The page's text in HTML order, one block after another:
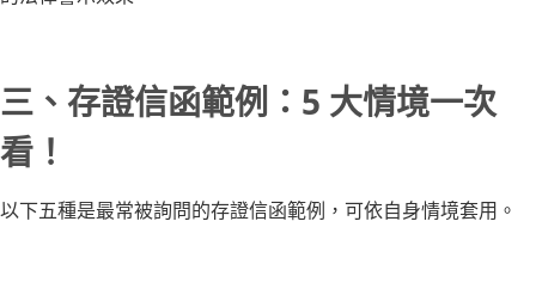
三、存證信函範例：5 大情境一次
看！
以下五種是最常被詢問的存證信函範例，可依自身情境套用。